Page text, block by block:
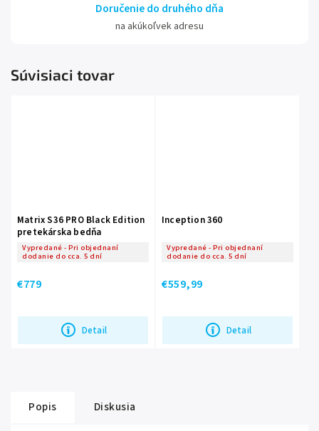
Doručenie do druhého dňa
na akúkoľvek adresu
Súvisiaci tovar
Matrix S36 PRO Black Edition
pretekárska bedňa
Vypredané - Pri objednaní
dodanie do cca. 5 dní
€779
Detail
Inception 360
Vypredané - Pri objednaní
dodanie do cca. 5 dní
€559,99
Detail
Popis Diskusia